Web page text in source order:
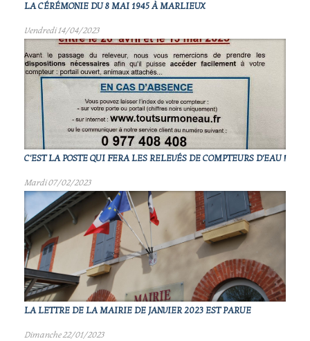
LA CÉRÉMONIE DU 8 MAI 1945 À MARLIEUX
Vendredi 14/04/2023
C'EST LA POSTE QUI FERA LES RELEVÉS DE COMPTEURS D'EAU !
Mardi 07/02/2023
LA LETTRE DE LA MAIRIE DE JANVIER 2023 EST PARUE
Dimanche 22/01/2023